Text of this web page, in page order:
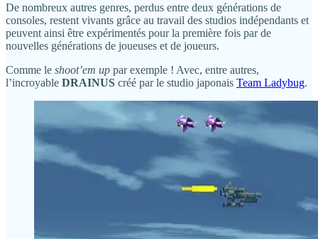
De nombreux autres genres, perdus entre deux générations de
consoles, restent vivants grâce au travail des studios indépendants et
peuvent ainsi être expérimentés pour la première fois par de
nouvelles générations de joueuses et de joueurs.
Comme le shoot’em up par exemple ! Avec, entre autres,
l’incroyable DRAINUS créé par le studio japonais Team Ladybug.